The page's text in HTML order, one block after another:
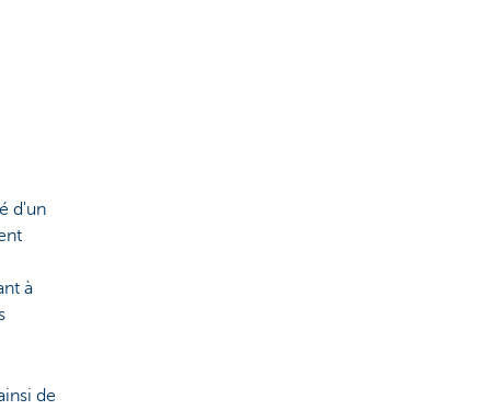
d'un
à
de